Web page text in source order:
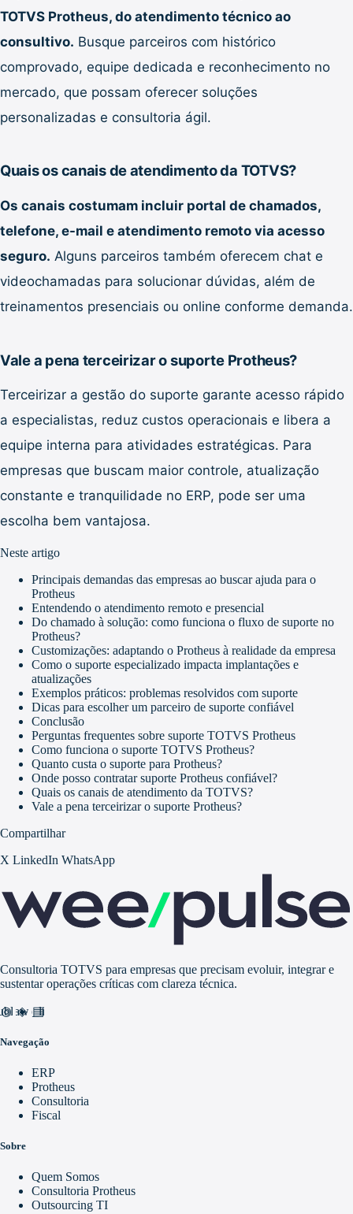
TOTVS Protheus, do atendimento técnico ao
consultivo. Busque parceiros com histórico
comprovado, equipe dedicada e reconhecimento no
mercado, que possam oferecer soluções
personalizadas e consultoria ágil.
Quais os canais de atendimento da TOTVS?
Os canais costumam incluir portal de chamados,
telefone, e-mail e atendimento remoto via acesso
seguro. Alguns parceiros também oferecem chat e
videochamadas para solucionar dúvidas, além de
treinamentos presenciais ou online conforme demanda.
Vale a pena terceirizar o suporte Protheus?
Terceirizar a gestão do suporte garante acesso rápido
a especialistas, reduz custos operacionais e libera a
equipe interna para atividades estratégicas. Para
empresas que buscam maior controle, atualização
constante e tranquilidade no ERP, pode ser uma
escolha bem vantajosa.
Neste artigo
Principais demandas das empresas ao buscar ajuda para o
Protheus
Entendendo o atendimento remoto e presencial
Do chamado à solução: como funciona o fluxo de suporte no
Protheus?
Customizações: adaptando o Protheus à realidade da empresa
Como o suporte especializado impacta implantações e
atualizações
Exemplos práticos: problemas resolvidos com suporte
Dicas para escolher um parceiro de suporte confiável
Conclusão
Perguntas frequentes sobre suporte TOTVS Protheus
Como funciona o suporte TOTVS Protheus?
Quanto custa o suporte para Protheus?
Onde posso contratar suporte Protheus confiável?
Quais os canais de atendimento da TOTVS?
Vale a pena terceirizar o suporte Protheus?
Compartilhar
X LinkedIn WhatsApp
Consultoria TOTVS para empresas que precisam evoluir, integrar e
sustentar operações críticas com clareza técnica.
video_library
Navegação
ERP
Protheus
Consultoria
Fiscal
Sobre
Quem Somos
Consultoria Protheus
Outsourcing TI